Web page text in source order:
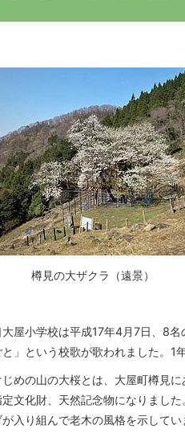
見の大ザクラ（遠景）
大屋小学校は平成17年4月7日、8
と」という校歌が歌われました。1
じめの山の大桜とは、大屋町樽見
定文化財、天然記念物になりまし
が入り組んで老木の風格を示してい